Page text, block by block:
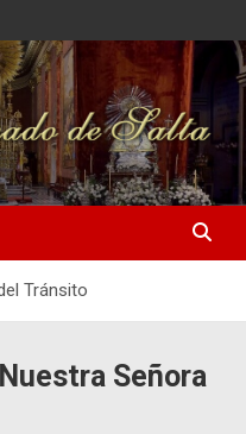
Tránsito
Señora